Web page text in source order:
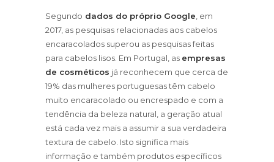
Segundo dados do próprio Google , em
2017, as pesquisas relacionadas aos cabelos
encaracolados superou as pesquisas feitas
para cabelos lisos. Em Portugal, as empresas
de cosméticos já reconhecem que cerca de
19% das mulheres portuguesas têm cabelo
muito encaracolado ou encrespado e com a
tendência da beleza natural, a geração atual
está cada vez mais a assumir a sua verdadeira
textura de cabelo. Isto significa mais
informação e também produtos específicos